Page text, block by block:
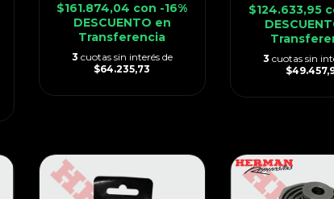
$161.874,04 con -16%
DESCUENTO en
Transferencia
3 cuotas sin interés de
$64.235,73
$124.633,95
3 cuotas sin